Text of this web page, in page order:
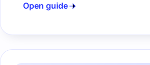
Open guide